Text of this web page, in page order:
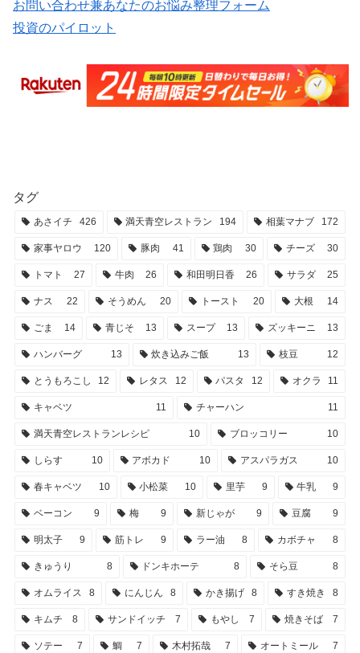
お問い合わせ兼あなたのお悩み整理フォーム
投資のパイロット
タグ
あさイチ 426 満天青空レストラン 194 相葉マナブ 172
家事ヤロウ 120 豚肉 41 鶏肉 30 チーズ 30
トマト 27 牛肉 26 和田明日香 26 サラダ 25
ナス 22 そうめん 20 トースト 20 大根 14
ごま 14 青じそ 13 スープ 13 ズッキーニ 13
ハンバーグ 13 炊き込みご飯 13 枝豆 12
とうもろこし 12 レタス 12 パスタ 12 オクラ 11
キャベツ 11 チャーハン 11
満天青空レストランレシピ 10 ブロッコリー 10
しらす 10 アボカド 10 アスパラガス 10
春キャベツ 10 小松菜 10 里芋 9 牛乳 9
ベーコン 9 梅 9 新じゃが 9 豆腐 9
明太子 9 筋トレ 9 ラー油 8 カボチャ 8
きゅうり 8 ドンキホーテ 8 そら豆 8
オムライス 8 にんじん 8 かき揚げ 8 すき焼き 8
キムチ 8 サンドイッチ 7 もやし 7 焼きそば 7
ソテー 7 鯛 7 木村拓哉 7 オートミール 7